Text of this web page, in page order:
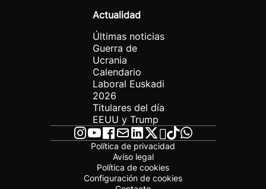
Actualidad
Últimas noticias
Guerra de
Ucrania
Calendario
Laboral Euskadi
2026
Titulares del día
EEUU y Trump
Política de privacidad
Aviso legal
Política de cookies
Configuración de cookies